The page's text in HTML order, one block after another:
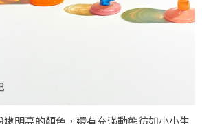
明亮的顏色，還有充滿動態彷如小小生